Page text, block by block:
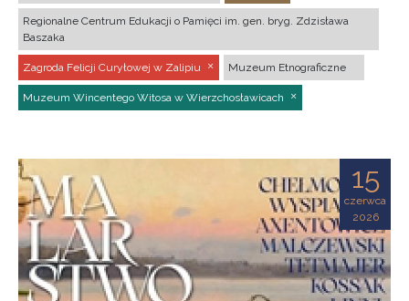
Regionalne Centrum Edukacji o Pamięci im. gen. bryg. Zdzisława
Baszaka
Zagroda Felicji Curyłowej w Zalipiu Muzeum Etnograficzne
Muzeum Wincentego Witosa w Wierzchosławicach
15
czerwca
2026